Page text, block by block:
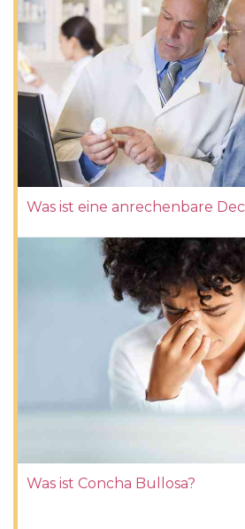
Was ist eine anrechenbare
Was ist Concha Bullosa?